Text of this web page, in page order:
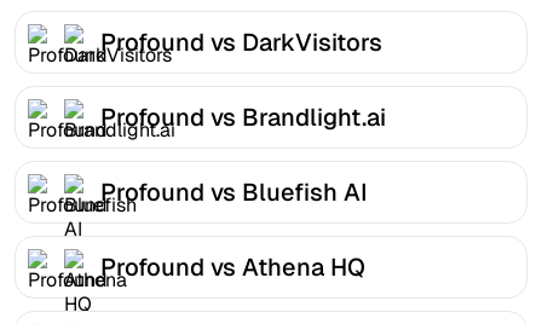
Profound vs DarkVisitors
Profound vs Brandlight.ai
Profound vs Bluefish AI
Profound vs Athena HQ